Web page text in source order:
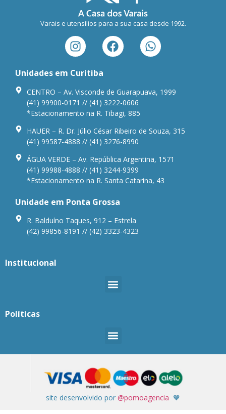
Varais e utensílios para a sua casa desde 1992.
Unidades em Curitiba
CENTRO – Av. Visconde de Guarapuava, 1999
(41) 99900-0171 // (41) 3222-0606
*Estacionamento na R. Tibagi, 885
HAUER – R. Dr. Júlio César Ribeiro de Souza, 315
(41) 99587-4888 // (41) 3276-8990
ÁGUA VERDE – Av. República Argentina, 1571
(41) 99988-4888 // (41) 3244-9399
*Estacionamento na R. Santa Catarina, 43
Unidade em Ponta Grossa
R. Balduíno Taques, 912 – Estrela
(42) 99856-8191 // (42) 3323-4323
Institucional
Políticas
site desenvolvido por @pomoagencia 🧡